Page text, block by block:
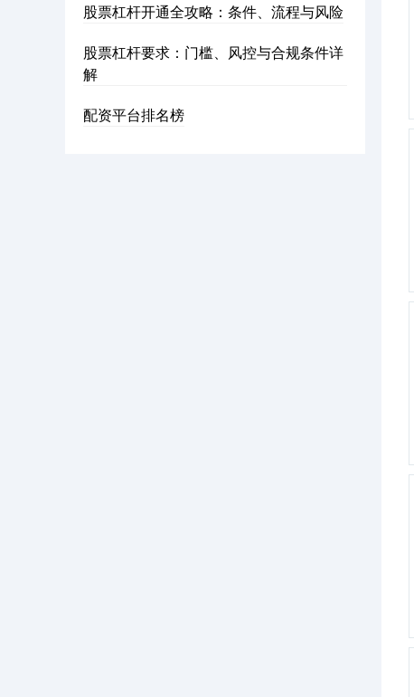
股票杠杆开通全攻略：条件、流程与风险
股票杠杆要求：门槛、风控与合规条件详
解
配资平台排名榜